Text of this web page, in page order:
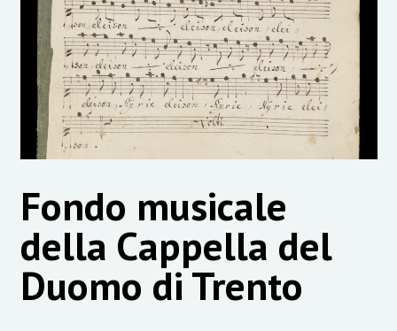
Fondo musicale
della Cappella del
Duomo di Trento